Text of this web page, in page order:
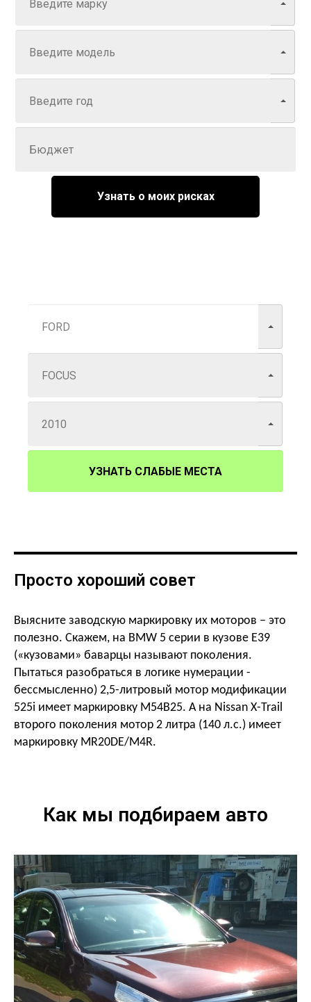
Узнать о моих рисках
УЗНАТЬ СЛАБЫЕ МЕСТА
Просто хороший совет
Выясните заводскую маркировку их моторов – это
полезно. Скажем, на BMW 5 серии в кузове E39
(«кузовами» баварцы называют поколения.
Пытаться разобраться в логике нумерации -
бессмысленно) 2,5-литровый мотор модификации
525i имеет маркировку M54B25. А на Nissan X-Trail
второго поколения мотор 2 литра (140 л.с.) имеет
маркировку MR20DE/M4R.
Как мы подбираем авто